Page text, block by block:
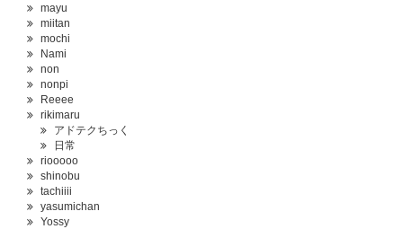
mayu
miitan
mochi
Nami
non
nonpi
Reeee
rikimaru
アドテクちっく
日常
riooooo
shinobu
tachiiii
yasumichan
Yossy